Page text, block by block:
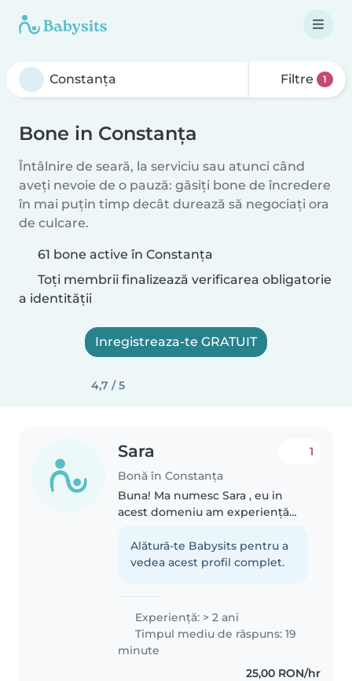
Filtre 1
Bone in Constanța
Întâlnire de seară, la serviciu sau atunci când
aveți nevoie de o pauză: găsiți bone de încredere
în mai puțin timp decât durează să negociați ora
de culcare.
61 bone active în Constanța
Toți membrii finalizează verificarea obligatorie
a identității
Inregistreaza-te GRATUIT
4,7 / 5
Sara
Bonă în Constanța
1
Buna! Ma numesc Sara , eu in
acest domeniu am experiență
am petrecut mulți ani împreună
și am avut grijă de ei. Sunt
Alătură-te Babysits pentru a
vedea acest profil complet.
Experienţă: > 2 ani
Timpul mediu de răspuns: 19
minute
25,00 RON/hr